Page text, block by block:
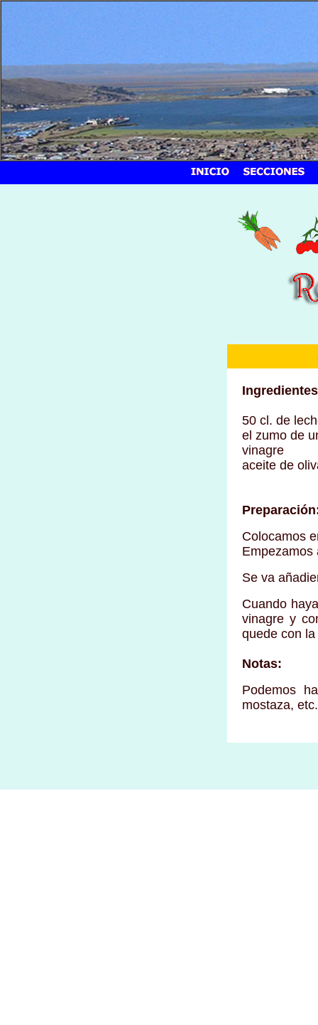
50 cl. de
el zumo de
vinagre
aceite de
Colocamos
Empezamos
Se va
Cuando
vinagre y
quede con
Notas:
Podemos
mostaza, etc.